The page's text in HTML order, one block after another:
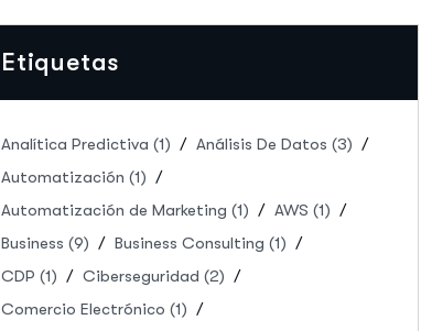
Etiquetas
Analítica Predictiva (1) Análisis De Datos (3)
Automatización (1)
Automatización de Marketing (1) AWS (1)
Business (9) Business Consulting (1)
CDP (1) Ciberseguridad (2)
Comercio Electrónico (1)